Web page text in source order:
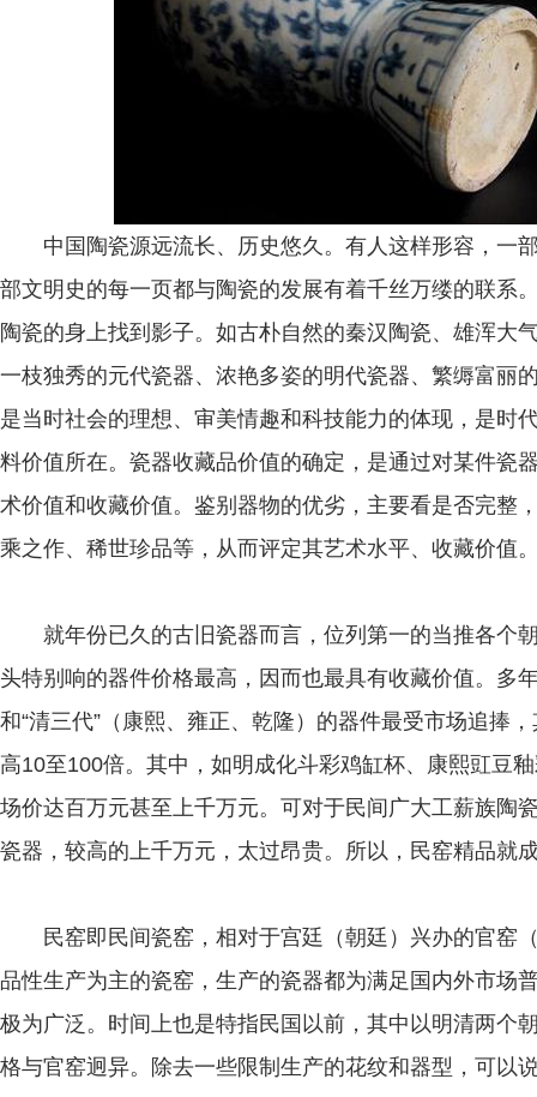
中国陶瓷源远流长、历史悠久。有人这样形容，一
部文明史的每一页都与陶瓷的发展有着千丝万缕的联系
陶瓷的身上找到影子。如古朴自然的秦汉陶瓷、雄浑大
一枝独秀的元代瓷器、浓艳多姿的明代瓷器、繁缛富丽
是当时社会的理想、审美情趣和科技能力的体现，是时
料价值所在。瓷器收藏品价值的确定，是通过对某件瓷
术价值和收藏价值。鉴别器物的优劣，主要看是否完整
乘之作、稀世珍品等，从而评定其艺术水平、收藏价值
就年份已久的古旧瓷器而言，位列第一的当推各个朝
头特别响的器件价格最高，因而也最具有收藏价值。多
和“清三代”（康熙、雍正、乾隆）的器件最受市场追捧
高10至100倍。其中，如明成化斗彩鸡缸杯、康熙豇豆
场价达百万元甚至上千万元。可对于民间广大工薪族陶
瓷器，较高的上千万元，太过昂贵。所以，民窑精品就
民窑即民间瓷窑，相对于宫廷（朝廷）兴办的官窑
品性生产为主的瓷窑，生产的瓷器都为满足国内外市场
极为广泛。时间上也是特指民国以前，其中以明清两个
格与官窑迥异。除去一些限制生产的花纹和器型，可以